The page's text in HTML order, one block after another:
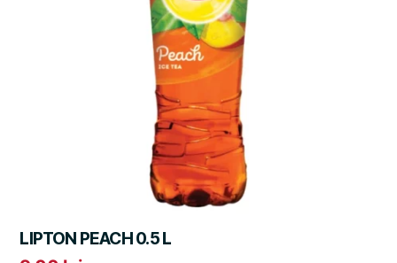
LIPTON PEACH 0.5 L